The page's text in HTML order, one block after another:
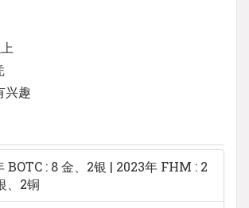
兴趣
BOTC : 8 金、2银 | 2023年 FHM : 2
、2铜